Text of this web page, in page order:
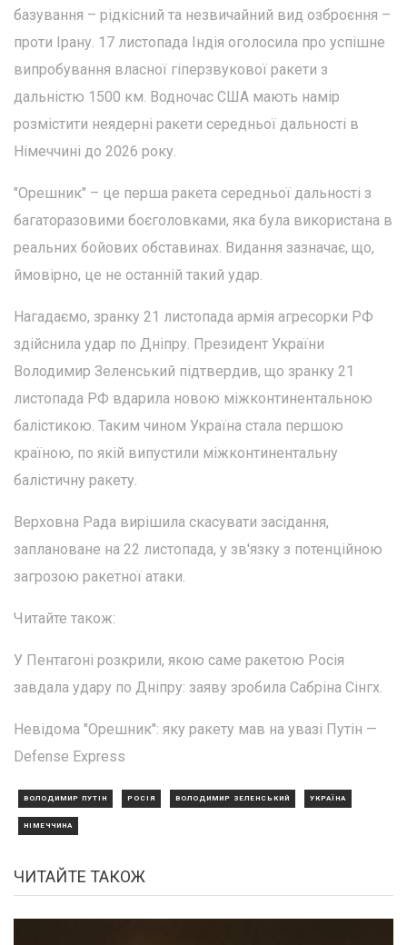
базування – рідкісний та незвичайний вид озброєння –
проти Ірану. 17 листопада Індія оголосила про успішне
випробування власної гіперзвукової ракети з
дальністю 1500 км. Водночас США мають намір
розмістити неядерні ракети середньої дальності в
Німеччині до 2026 року.
"Орешник" – це перша ракета середньої дальності з
багаторазовими боєголовками, яка була використана в
реальних бойових обставинах. Видання зазначає, що,
ймовірно, це не останній такий удар.
Нагадаємо, зранку 21 листопада армія агресорки РФ
здійснила удар по Дніпру. Президент України
Володимир Зеленський підтвердив, що зранку 21
листопада РФ вдарила новою міжконтинентальною
балістикою. Таким чином Україна стала першою
країною, по якій випустили міжконтинентальну
балістичну ракету.
Верховна Рада вирішила скасувати засідання,
заплановане на 22 листопада, у зв'язку з потенційною
загрозою ракетної атаки.
Читайте також:
У Пентагоні розкрили, якою саме ракетою Росія
завдала удару по Дніпру: заяву зробила Сабріна Сінгх.
Невідома "Орешник": яку ракету мав на увазі Путін —
Defense Express
ВОЛОДИМИР ПУТІН РОСІЯ ВОЛОДИМИР ЗЕЛЕНСЬКИЙ УКРАЇНА
НІМЕЧЧИНА
ЧИТАЙТЕ ТАКОЖ